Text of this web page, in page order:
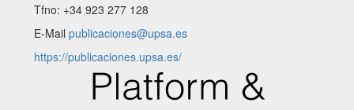
Tfno: +34 923 277 128
E-Mail publicaciones@upsa.es
https://publicaciones.upsa.es/